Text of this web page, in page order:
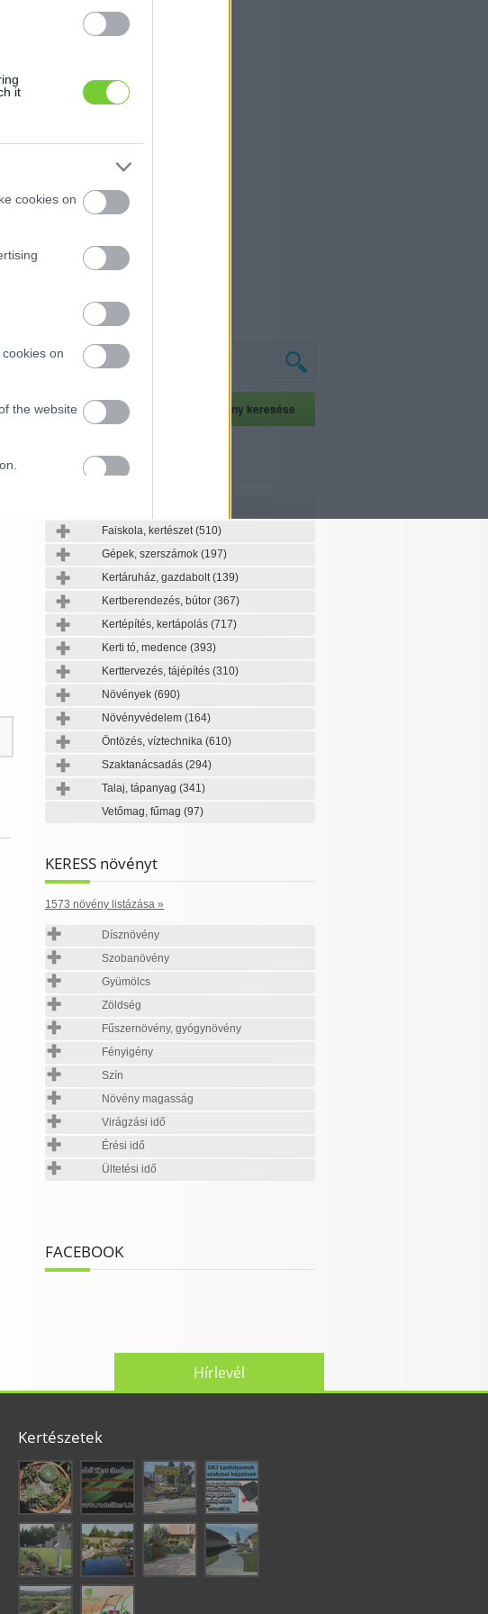
it
cookies on
on
the website
protection.
Kertészeti szaknévsor
Faiskola, kertészet(510)
Gépek, szerszámok (197)
Kertáruház, gazdabolt(139)
Kertberendezés, bútor (367)
Kertépítés, kertápolás (717)
Kerti tó, medence (393)
Kerttervezés, tájépítés (310)
Növények (690)
Növényvédelem (164)
Öntözés, víztechnika (610)
Szaktanácsadás (294)
Talaj, tápanyag (341)
Vetőmag, fűmag (97)
KERESS növényt
1573 növény listázása »
Dísznövény
Szobanövény
Gyümölcs
Zöldség
Fűszernövény, gyógynövény
Fényigény
Szín
Növény magasság
Virágzási idő
Érési idő
Ültetési idő
FACEBOOK
Hírlevél
Kertészetek